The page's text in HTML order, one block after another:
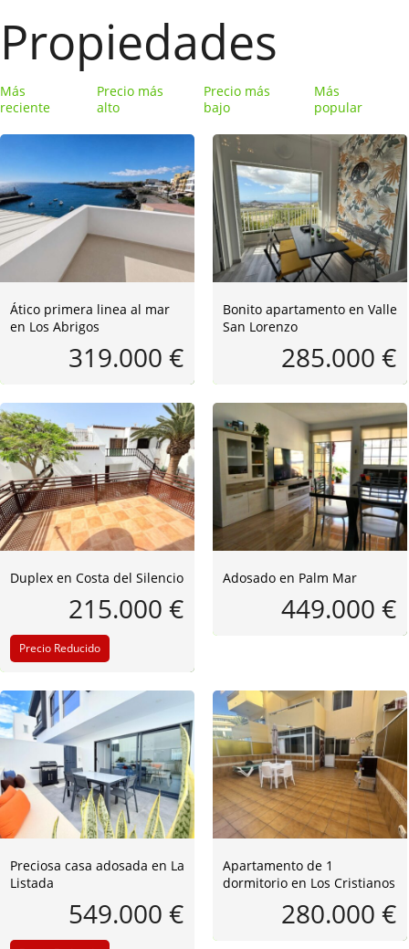
Propiedades
Más
reciente
Precio más
alto
Precio más
bajo
Más
popular
Ático primera linea al mar
en Los Abrigos
319.000 €
Bonito apartamento en Valle
San Lorenzo
285.000 €
Duplex en Costa del Silencio
215.000 €
Precio Reducido
Adosado en Palm Mar
449.000 €
Preciosa casa adosada en La
Listada
549.000 €
Apartamento de 1
dormitorio en Los Cristianos
280.000 €